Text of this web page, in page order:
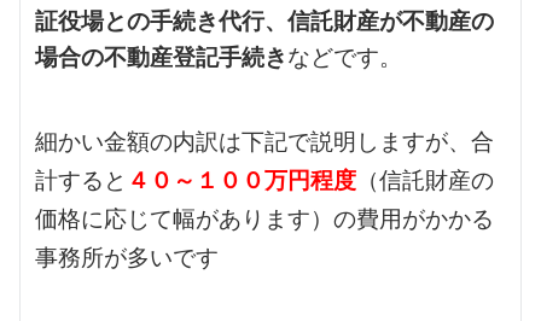
証役場との手続き代行、信託財産が不動産の
場合の不動産登記手続きなどです。
細かい金額の内訳は下記で説明しますが、合
計すると ４０～１００万円程度 （信託財産の
価格に応じて幅があります）の費用がかかる
事務所が多いです